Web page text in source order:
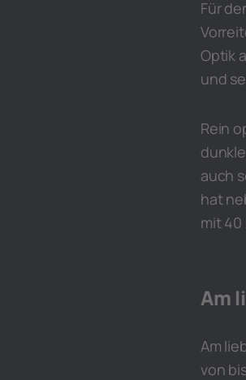
Für
Optik
und
Rein
auch
hat
mit 40
Am
Am
von